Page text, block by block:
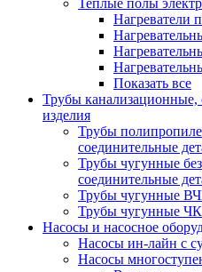
Теплые полы
Нагреватели
Показать все
Трубы канализационные,
изделия
Трубы
соединительные
Трубы чугунные
соединительные
Трубы чугунные
Трубы чугунные ЧК
Насосы и насосное
Насосы ин-лайн с
Насосы